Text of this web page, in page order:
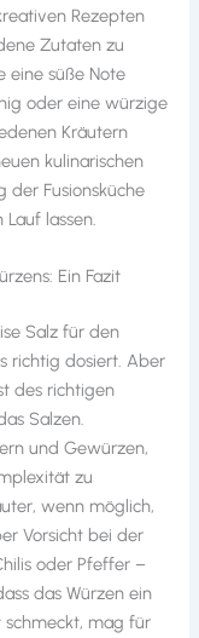
Rezepten
Zutaten zu
eine süße Note
oder eine würzige
Kräutern
kulinarischen
der Fusionsküche
lassen.
Ein Fazit
Salz für den
richtig dosiert. Aber
des richtigen
Salzen.
und Gewürzen,
zu
wenn möglich,
Vorsicht bei der
oder Pfeffer –
das Würzen ein
schmeckt, mag für